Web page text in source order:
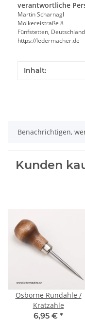
verantwortliche
Martin Scharnagl
Molkereistraße 8
Fünfstetten,
https://ledermacher.de
Wert
Inhalt:
Benachrichtigen,
Kunden
Osborne Rundahle /
Kratzahle
6,95 € *